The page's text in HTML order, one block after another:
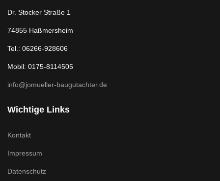
Dr. Stocker Straße 1
74855 Haßmersheim
Tel.: 06266-928606
Mobil: 0175-8114505
info@jomueller-baugutachter.de
Wichtige Links
Kontakt
Impressum
Datenschutz